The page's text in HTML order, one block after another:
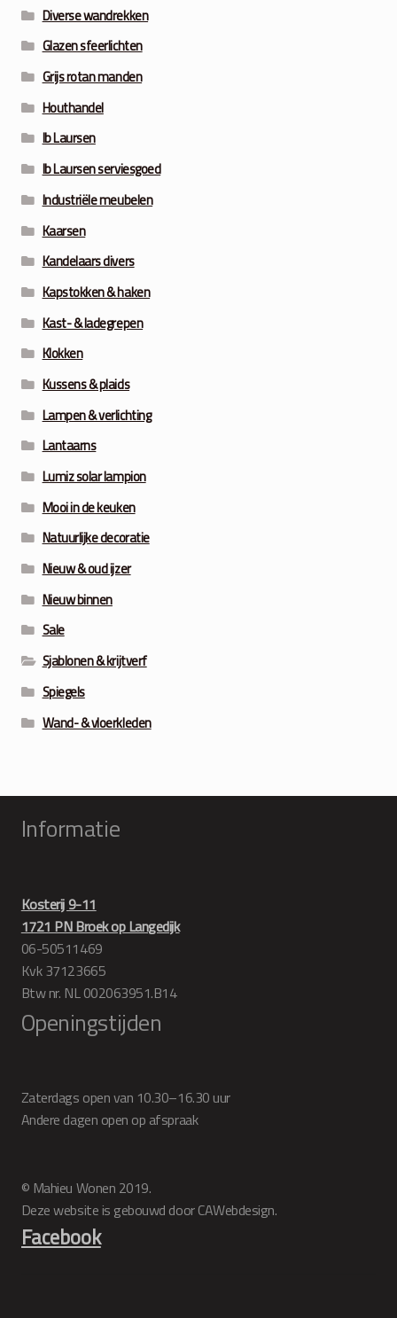
Diverse wandrekken
Glazen sfeerlichten
Grijs rotan manden
Houthandel
Ib Laursen
Ib Laursen serviesgoed
Industriële meubelen
Kaarsen
Kandelaars divers
Kapstokken & haken
Kast- & ladegrepen
Klokken
Kussens & plaids
Lampen & verlichting
Lantaarns
Lumiz solar lampion
Mooi in de keuken
Natuurlijke decoratie
Nieuw & oud ijzer
Nieuw binnen
Sale
Sjablonen & krijtverf
Spiegels
Wand- & vloerkleden
Informatie
Kosterij 9-11
1721 PN Broek op Langedijk
06-50511469
Kvk 37123665
Btw nr. NL 002063951.B14
Openingstijden
Zaterdags open van 10.30–16.30 uur
Andere dagen open op afspraak
© Mahieu Wonen 2019.
Deze website is gebouwd door CAWebdesign.
Facebook